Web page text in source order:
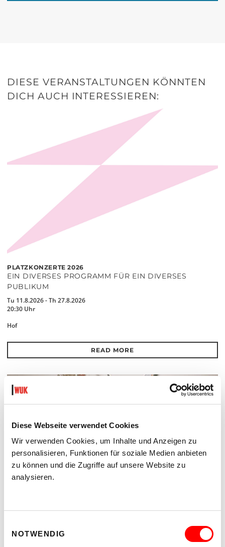
Diese Webseite verwendet Cookies
Wir verwenden Cookies, um Inhalte und Anzeigen zu
personalisieren, Funktionen für soziale Medien anbieten
zu können und die Zugriffe auf unsere Website zu
analysieren.
NOTWENDIG
DIESE VERANSTALTUNGEN KÖNNTEN
DICH AUCH INTERESSIEREN:
PLATZKONZERTE 2026
EIN DIVERSES PROGRAMM FÜR EIN DIVERSES
PUBLIKUM
Tu 11.8.2026 - Th 27.8.2026
20:30 Uhr
Hof
READ MORE
DER TÄUBLING